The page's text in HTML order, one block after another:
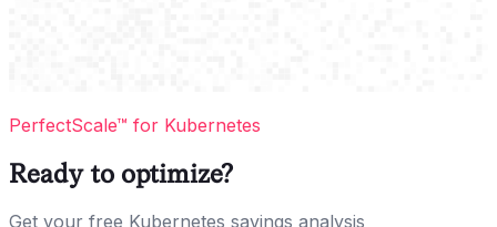
PerfectScale™ for Kubernetes
Ready to optimize?
Get your free Kubernetes savings analysis